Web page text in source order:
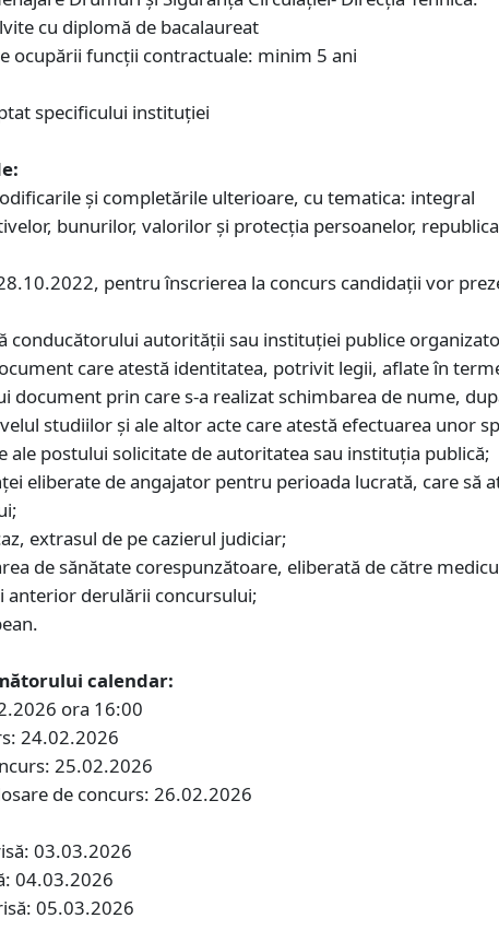
cu diplomă de bacalaureat
ocupării funcții contractuale: minim 5 ani
specificului instituției
și completările ulterioare, cu tematica: integral
bunurilor, valorilor şi protecţia persoanelor,
pentru înscrierea la concurs candidaţii vor
conducătorului autorităţii sau instituţiei publice
care atestă identitatea, potrivit legii, aflate în
document prin care s-a realizat schimbarea de nume,
studiilor şi ale altor acte care atestă efectuarea unor
ale postului solicitate de autoritatea sau instituţia publică;
eliberate de angajator pentru perioada lucrată, care să
extrasul de pe cazierul judiciar;
de sănătate corespunzătoare, eliberată de către
anterior derulării concursului;
calendar:
ora 16:00
24.02.2026
25.02.2026
de concurs: 26.02.2026
03.03.2026
04.03.2026
05.03.2026